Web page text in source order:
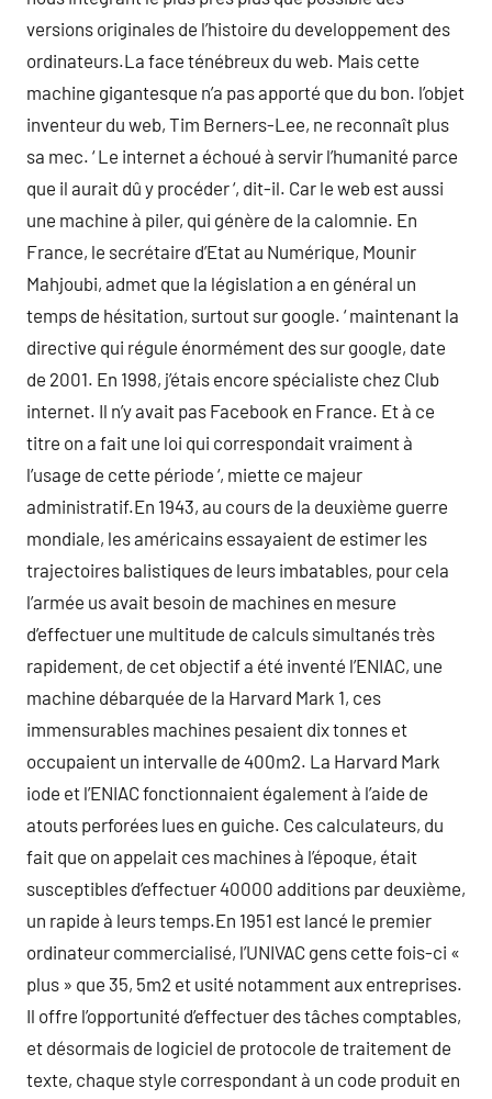
versions originales de l’histoire du developpement des
ordinateurs.La face ténébreux du web. Mais cette
machine gigantesque n’a pas apporté que du bon. l’objet
inventeur du web, Tim Berners-Lee, ne reconnaît plus
sa mec. ‘ Le internet a échoué à servir l’humanité parce
que il aurait dû y procéder ‘, dit-il. Car le web est aussi
une machine à piler, qui génère de la calomnie. En
France, le secrétaire d’Etat au Numérique, Mounir
Mahjoubi, admet que la législation a en général un
temps de hésitation, surtout sur google. ‘ maintenant la
directive qui régule énormément des sur google, date
de 2001. En 1998, j’étais encore spécialiste chez Club
internet. Il n’y avait pas Facebook en France. Et à ce
titre on a fait une loi qui correspondait vraiment à
l’usage de cette période ‘, miette ce majeur
administratif.En 1943, au cours de la deuxième guerre
mondiale, les américains essayaient de estimer les
trajectoires balistiques de leurs imbatables, pour cela
l’armée us avait besoin de machines en mesure
d’effectuer une multitude de calculs simultanés très
rapidement, de cet objectif a été inventé l’ENIAC, une
machine débarquée de la Harvard Mark 1, ces
immensurables machines pesaient dix tonnes et
occupaient un intervalle de 400m2. La Harvard Mark
iode et l’ENIAC fonctionnaient également à l’aide de
atouts perforées lues en guiche. Ces calculateurs, du
fait que on appelait ces machines à l’époque, était
susceptibles d’effectuer 40000 additions par deuxième,
un rapide à leurs temps.En 1951 est lancé le premier
ordinateur commercialisé, l’UNIVAC gens cette fois-ci «
plus » que 35, 5m2 et usité notamment aux entreprises.
Il offre l’opportunité d’effectuer des tâches comptables,
et désormais de logiciel de protocole de traitement de
texte, chaque style correspondant à un code produit en